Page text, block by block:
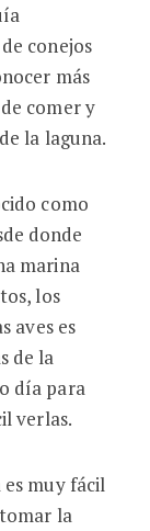
conejos
más
comer y
la laguna.
como
donde
marina
los
aves es
de la
día para
verlas.
muy fácil
la